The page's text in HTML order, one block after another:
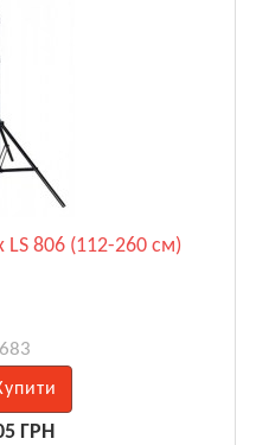
LS 806 (112-260 см)
ГРН